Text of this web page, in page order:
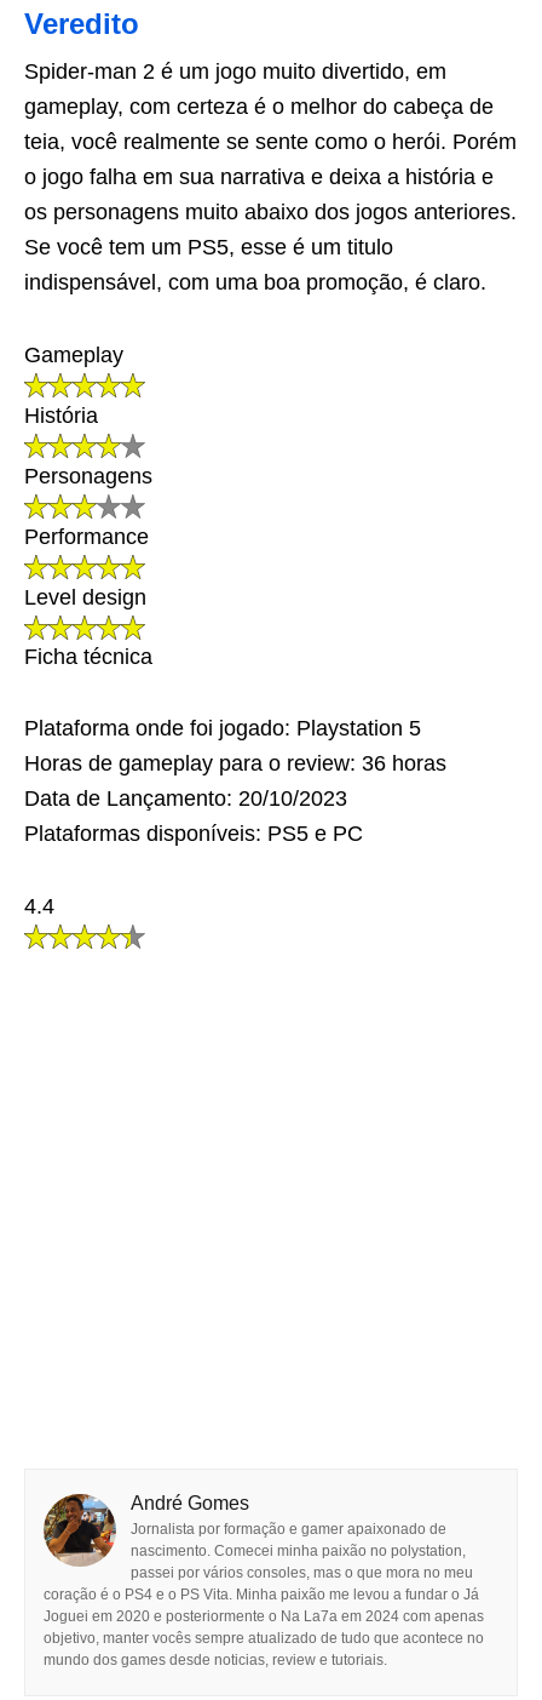
Veredito
Spider-man 2 é um jogo muito divertido, em
gameplay, com certeza é o melhor do cabeça de
teia, você realmente se sente como o herói. Porém
o jogo falha em sua narrativa e deixa a história e
os personagens muito abaixo dos jogos anteriores.
Se você tem um PS5, esse é um titulo
indispensável, com uma boa promoção, é claro.
Gameplay
História
Personagens
Performance
Level design
Ficha técnica
Plataforma onde foi jogado: Playstation 5
Horas de gameplay para o review: 36 horas
Data de Lançamento: 20/10/2023
Plataformas disponíveis: PS5 e PC
4.4
André Gomes
Jornalista por formação e gamer apaixonado de
nascimento. Comecei minha paixão no polystation,
passei por vários consoles, mas o que mora no meu
coração é o PS4 e o PS Vita. Minha paixão me levou a fundar o Já
Joguei em 2020 e posteriormente o Na La7a em 2024 com apenas
objetivo, manter vocês sempre atualizado de tudo que acontece no
mundo dos games desde noticias, review e tutoriais.